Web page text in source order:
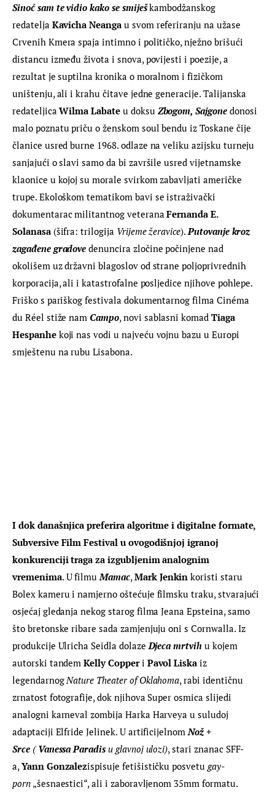
Sinoć sam te vidio kako se smiješ kambodžanskog
redatelja Kavicha Neanga u svom referiranju na užase
Crvenih Kmera spaja intimno i političko, nježno brišući
distancu između života i snova, povijesti i poezije, a
rezultat je suptilna kronika o moralnom i fizičkom
uništenju, ali i krahu čitave jedne generacije. Talijanska
redateljica Wilma Labate u doksu Zbogom, Sajgone donosi
malo poznatu priču o ženskom soul bendu iz Toskane čije
članice usred burne 1968. odlaze na veliku azijsku turneju
sanjajući o slavi samo da bi završile usred vijetnamske
klaonice u kojoj su morale svirkom zabavljati američke
trupe. Ekološkom tematikom bavi se istraživački
dokumentarac militantnog veterana Fernanda E.
Solanasa (šifra: trilogija Vrijeme žeravice). Putovanje kroz
zagađene gradove denuncira zločine počinjene nad
okolišem uz državni blagoslov od strane poljoprivrednih
korporacija, ali i katastrofalne posljedice njihove pohlepe.
Friško s pariškog festivala dokumentarnog filma Cinéma
du Réel stiže nam Campo, novi sablasni komad Tiaga
Hespanhe koji nas vodi u najveću vojnu bazu u Europi
smještenu na rubu Lisabona.
I dok današnjica preferira algoritme i digitalne formate,
Subversive Film Festival u ovogodišnjoj igranoj
konkurenciji traga za izgubljenim analognim
vremenima. U filmu Mamac, Mark Jenkin koristi staru
Bolex kameru i namjerno oštećuje filmsku traku, stvarajući
osjećaj gledanja nekog starog filma Jeana Epsteina, samo
što bretonske ribare sada zamjenjuju oni s Cornwalla. Iz
produkcije Ulricha Seidla dolaze Djeca mrtvih u kojem
autorski tandem Kelly Copper i Pavol Liska iz
legendarnog Nature Theater of Oklahoma, rabi identičnu
zrnatost fotografije, dok njihova Super osmica slijedi
analogni karneval zombija Harka Harveya u suludoj
adaptaciji Elfride Jelinek. U artificijelnom Nož +
Srce ( Vanessa Paradis u glavnoj ulozi), stari znanac SFF-
a, Yann Gonzalezispisuje fetišističku posvetu gay-
porn „šesnaestici“, ali i zaboravljenom 35mm formatu.